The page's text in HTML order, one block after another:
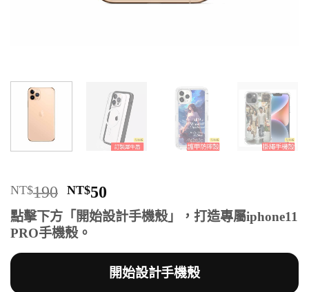
NT$190 原
始
價
格：
NT$190。
NT$50
前
價
NT$50。
點擊下方「開始設計手機殼」，打造專屬iphone11
PRO手機殼。
開始設計手機殼